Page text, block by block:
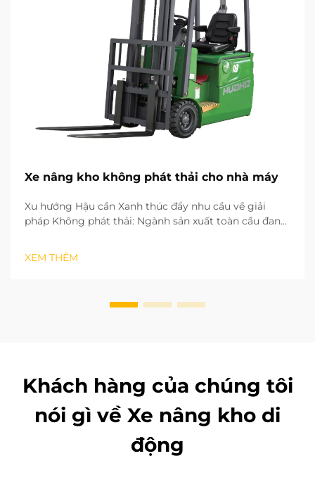
Xe nâng kho không phát thải cho nhà máy
Xu hướng Hậu cần Xanh thúc đẩy nhu cầu về giải
pháp Không phát thải: Ngành sản xuất toàn cầu đang
và ít carbon. Các quy trình hậu cần còn lại trong nhà
máy đóng vai trò then chốt trong việc đạt được mục
XEM THÊM
Khách hàng của chúng tôi
nói gì về Xe nâng kho di
động